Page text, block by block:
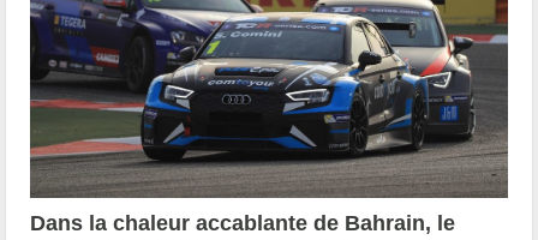
Dans la chaleur accablante de Bahrain, le